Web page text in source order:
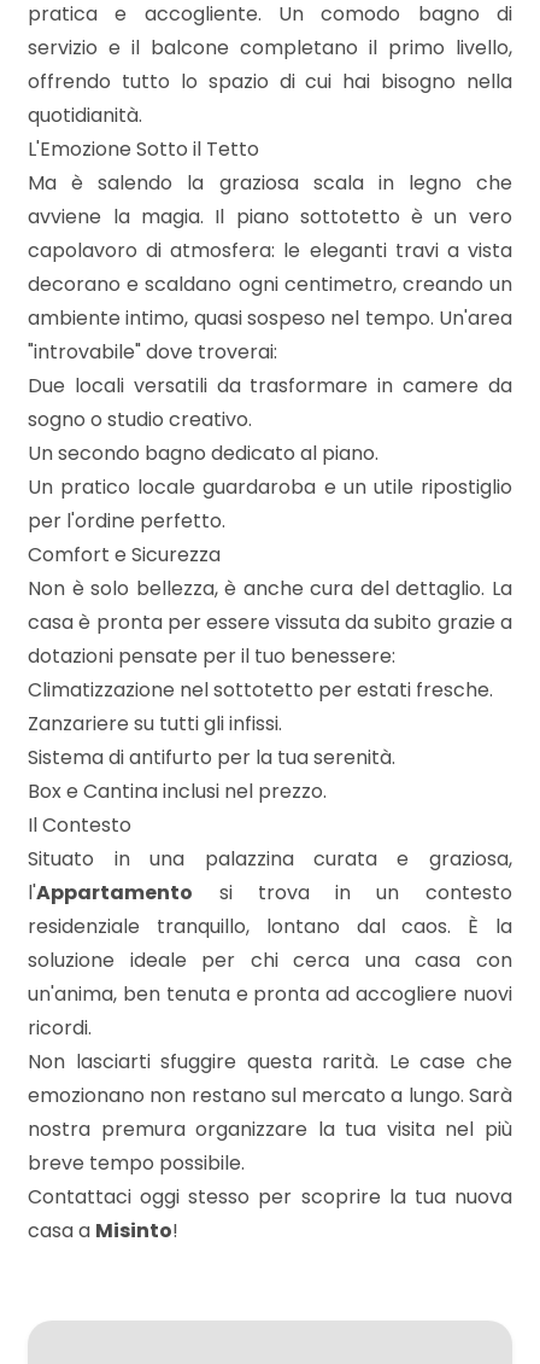
pratica e accogliente. Un comodo bagno di
servizio e il balcone completano il primo livello,
offrendo tutto lo spazio di cui hai bisogno nella
quotidianità.
L'Emozione Sotto il Tetto
Ma è salendo la graziosa scala in legno che
avviene la magia. Il piano sottotetto è un vero
capolavoro di atmosfera: le eleganti travi a vista
decorano e scaldano ogni centimetro, creando un
ambiente intimo, quasi sospeso nel tempo. Un'area
"introvabile" dove troverai:
Due locali versatili da trasformare in camere da
sogno o studio creativo.
Un secondo bagno dedicato al piano.
Un pratico locale guardaroba e un utile ripostiglio
per l'ordine perfetto.
Comfort e Sicurezza
Non è solo bellezza, è anche cura del dettaglio. La
casa è pronta per essere vissuta da subito grazie a
dotazioni pensate per il tuo benessere:
Climatizzazione nel sottotetto per estati fresche.
Zanzariere su tutti gli infissi.
Sistema di antifurto per la tua serenità.
Box e Cantina inclusi nel prezzo.
Il Contesto
Situato in una palazzina curata e graziosa,
l'Appartamento si trova in un contesto
residenziale tranquillo, lontano dal caos. È la
soluzione ideale per chi cerca una casa con
un'anima, ben tenuta e pronta ad accogliere nuovi
ricordi.
Non lasciarti sfuggire questa rarità. Le case che
emozionano non restano sul mercato a lungo. Sarà
nostra premura organizzare la tua visita nel più
breve tempo possibile.
Contattaci oggi stesso per scoprire la tua nuova
casa a Misinto!
minimi
Qualsiasi
1
2
3
4
5
5+
Bagni
minimi
Qualsiasi
1
2
3
4
5
5+
Camere
minime